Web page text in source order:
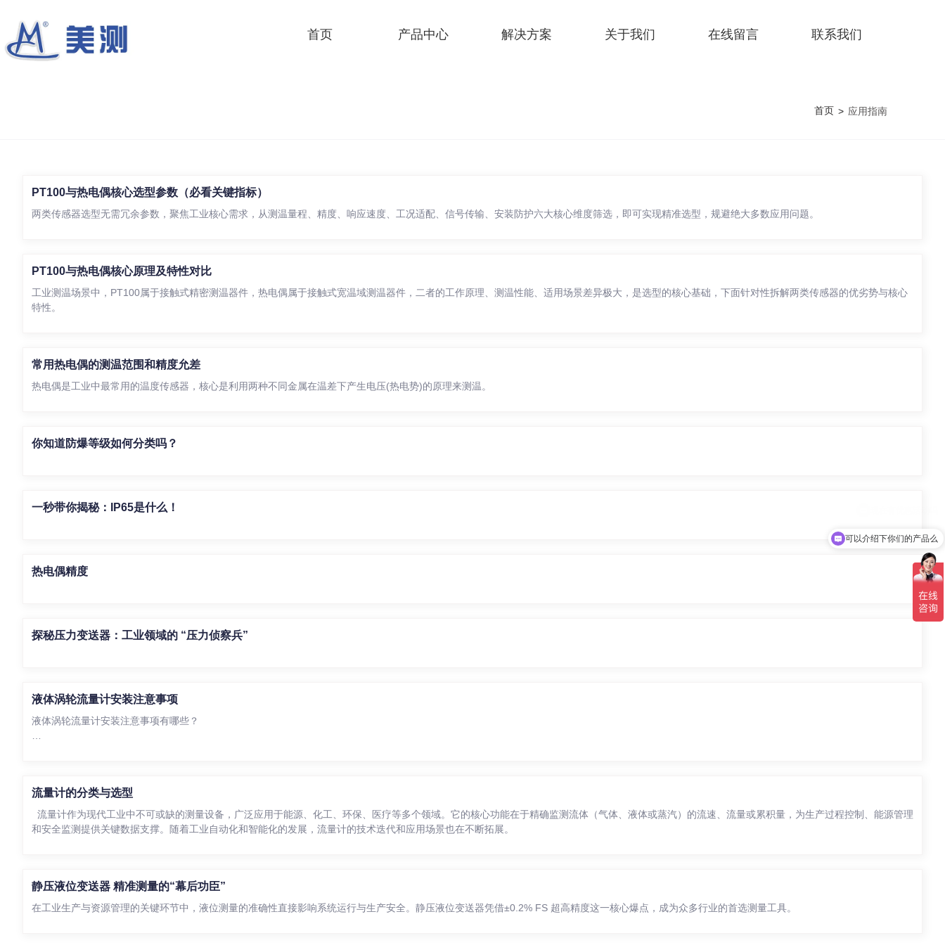
首页 产品中心 解决方案 关于我们 在线留言 联系我们
首页 > 应用指南
PT100与热电偶核心选型参数（必看关键指标）
两类传感器选型无需冗余参数，聚焦工业核心需求，从测温量程、精度、响应速度、工况适配、信号传输、安装防护六大核心维度筛选，即可实现精准选型，规避绝大多数应用问题。
PT100与热电偶核心原理及特性对比
工业测温场景中，PT100属于接触式精密测温器件，热电偶属于接触式宽温域测温器件，二者的工作原理、测温性能、适用场景差异极大，是选型的核心基础，下面针对性拆解两类传感器的优劣势与核心
特性。
常用热电偶的测温范围和精度允差
热电偶是工业中最常用的温度传感器，核心是利用两种不同金属在温差下产生电压(热电势)的原理来测温。
你知道防爆等级如何分类吗？
一秒带你揭秘：IP65是什么！
热电偶精度
探秘压力变送器：工业领域的 “压力侦察兵”
液体涡轮流量计安装注意事项
液体涡轮流量计安装注意事项有哪些？
流量计的分类与选型
流量计作为现代工业中不可或缺的测量设备，广泛应用于能源、化工、环保、医疗等多个领域。它的核心功能在于精确监测流体（气体、液体或蒸汽）的流速、流量或累积量，为生产过程控制、能源管理
和安全监测提供关键数据支撑。随着工业自动化和智能化的发展，流量计的技术迭代和应用场景也在不断拓展。
静压液位变送器 精准测量的“幕后功臣”
在工业生产与资源管理的关键环节中，液位测量的准确性直接影响系统运行与生产安全。静压液位变送器凭借±0.2% FS 超高精度这一核心爆点，成为众多行业的首选测量工具。
可以介绍下你们的产品么